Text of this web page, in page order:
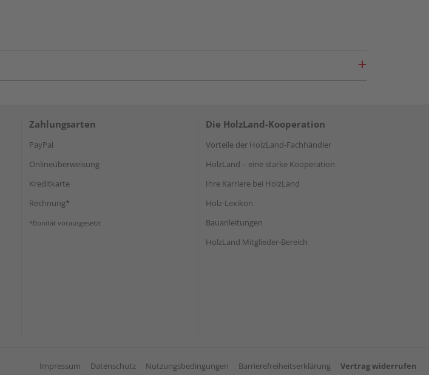
Zahlungsarten
PayPal
Onlineüberweisung
Kreditkarte
Rechnung*
*Bonität vorausgesetzt
Die HolzLand-Kooperation
Vorteile der HolzLand-Fachhändler
HolzLand – eine starke Kooperation
Ihre Karriere bei HolzLand
Holz-Lexikon
Bauanleitungen
HolzLand Mitglieder-Bereich
Impressum Datenschutz Nutzungsbedingungen Barrierefreiheitserklärung Vertrag widerrufen